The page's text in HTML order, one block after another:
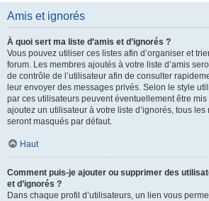
Amis et ignorés
À quoi sert ma liste d’amis et d’ignorés ?
Vous pouvez utiliser ces listes afin d’organiser et
forum. Les membres ajoutés à votre liste d’amis
de contrôle de l’utilisateur afin de consulter
leur envoyer des messages privés. Selon le style
par ces utilisateurs peuvent éventuellement être
ajoutez un utilisateur à votre liste d’ignorés, tous les
seront masqués par défaut.
Haut
Comment puis-je ajouter ou supprimer des
et d’ignorés ?
Dans chaque profil d’utilisateurs, un lien vous